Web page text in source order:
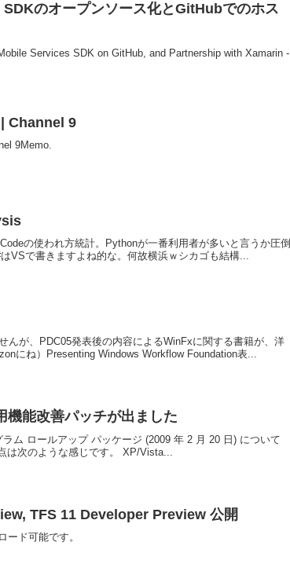
のオープンソース化とGitHubでのホス
Services SDK on GitHub, and Partnership with Xamarin -
Channel 9
9Memo.
の使われ方統計。Pythonが一番利用者が多いと言うか圧倒
VSで書きますよね的な。何故横浜ｗシカゴも結構...
んが、PDC05発表後の内容によるWinFxに関する書籍が、洋
にね）Presenting Windows Workflow Foundation表...
能改善パッチが出ました
ム ロールアップ パッケージ (2009 年 2 月 20 日) について
次のような感じです。 XP/Vista...
TFS 11 Developer Preview 公開
ード可能です。